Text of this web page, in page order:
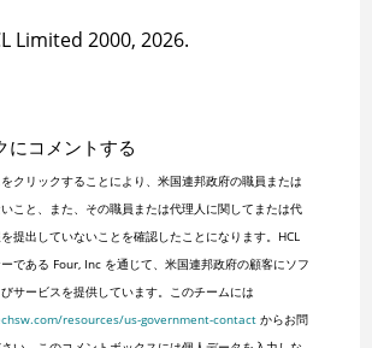
Limited 2000, 2026.
にコメントする
クリックすることにより、米国連邦政府の職員または
こと、また、その職員または代理人に関してまたは代
提出していないことを確認したことになります。HCL
である Four, Inc を通じて、米国連邦政府の顧客にソフ
サービスを提供しています。このチームには
resources/us-government-contactからお問